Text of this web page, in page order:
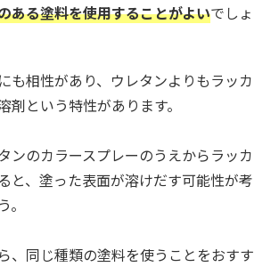
ある塗料を使用することがよいでしょ
も相性があり、ウレタンよりもラッカ
剤という特性があります。
ンのカラースプレーのうえからラッカ
と、塗った表面が溶けだす可能性が考
、同じ種類の塗料を使うことをおすす